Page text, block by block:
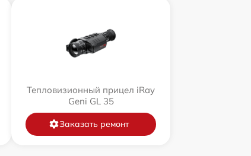
Тепловизионный прицел iRay
Geni GL 35
Заказать ремонт